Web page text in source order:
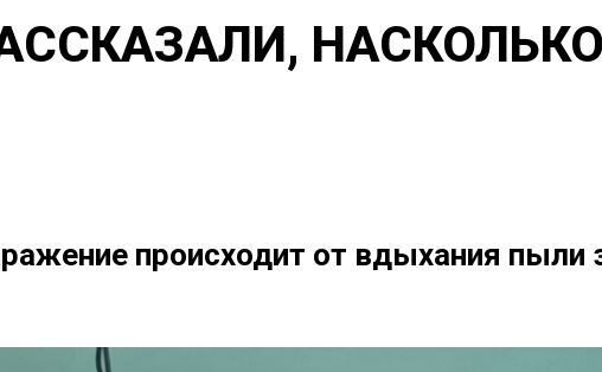
происходит от вдыхания пыли